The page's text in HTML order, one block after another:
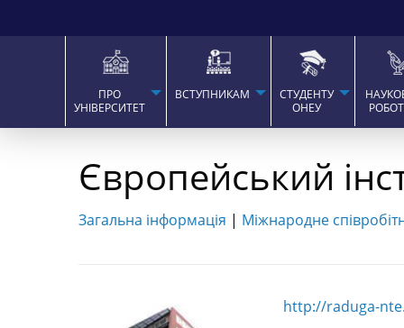
ПРО
УНІВЕРСИТЕТ
ВСТУПНИКАМ
СТУДЕНТУ
ОНЕУ
Європейський
Загальна інформація | Міжнародне
http://raduga-